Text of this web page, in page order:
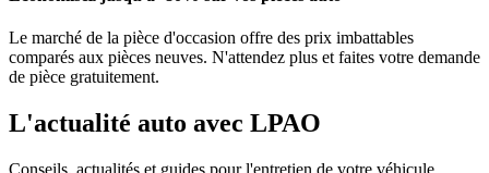
Le marché de la pièce d'occasion offre des prix imbattables
comparés aux pièces neuves. N'attendez plus et faites votre demande
de pièce gratuitement.
L'actualité auto avec LPAO
Conseils, actualités et guides pour l'entretien de votre véhicule